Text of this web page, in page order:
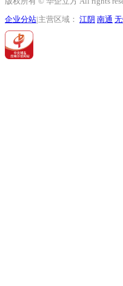
企业分站|主营区域： 江阴 南通